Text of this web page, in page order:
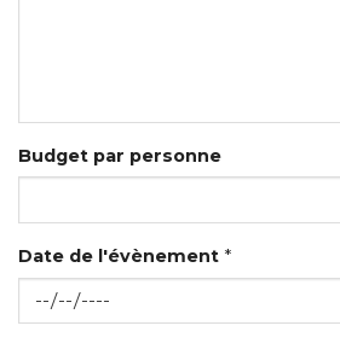
Budget par personne
Date de l'évènement *